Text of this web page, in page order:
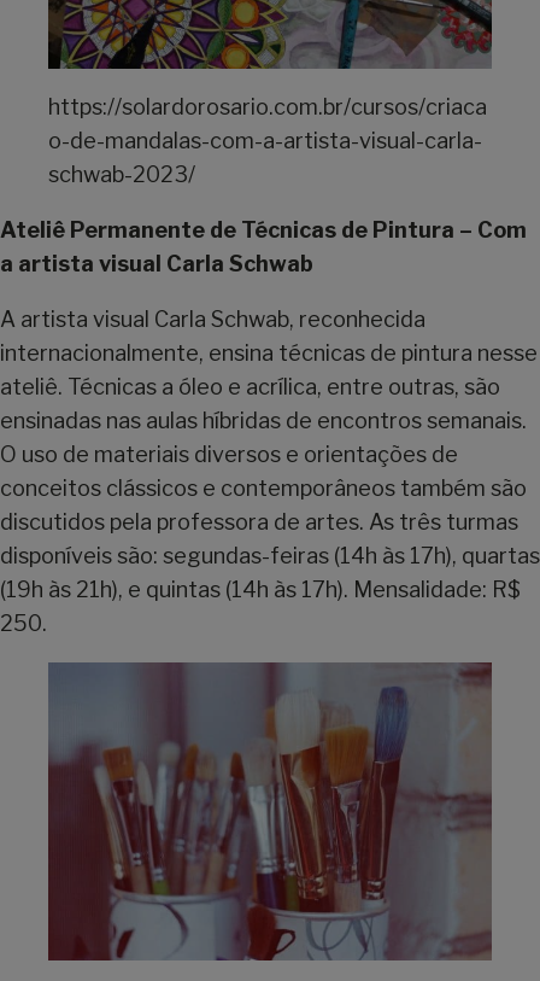
https://solardorosario.com.br/cursos/criaca
o-de-mandalas-com-a-artista-visual-carla-
schwab-2023/
Ateliê Permanente de Técnicas de Pintura – Com
a artista visual Carla Schwab
A artista visual Carla Schwab, reconhecida
internacionalmente, ensina técnicas de pintura nesse
ateliê. Técnicas a óleo e acrílica, entre outras, são
ensinadas nas aulas híbridas de encontros semanais.
O uso de materiais diversos e orientações de
conceitos clássicos e contemporâneos também são
discutidos pela professora de artes. As três turmas
disponíveis são: segundas-feiras (14h às 17h), quartas
(19h às 21h), e quintas (14h às 17h). Mensalidade: R$
250.